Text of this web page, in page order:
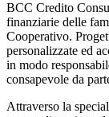
BCC Credito
finanziarie delle
Cooperativo.
personalizzate ed
in modo
consapevole da
Attraverso la